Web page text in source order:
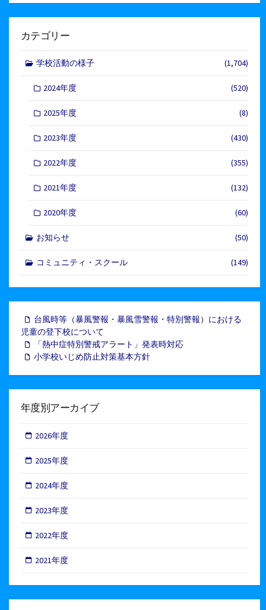
カテゴリー
学校活動の様子 (1,704)
2024年度 (520)
2025年度 (8)
2023年度 (430)
2022年度 (355)
2021年度 (132)
2020年度 (60)
お知らせ (50)
コミュニティ・スクール (149)
台風時等（暴風警報・暴風雪警報・特別警報）における
児童の登下校について
「熱中症特別警戒アラート」発表時対応
小学校いじめ防止対策基本方針
年度別アーカイブ
2026年度
2025年度
2024年度
2023年度
2022年度
2021年度